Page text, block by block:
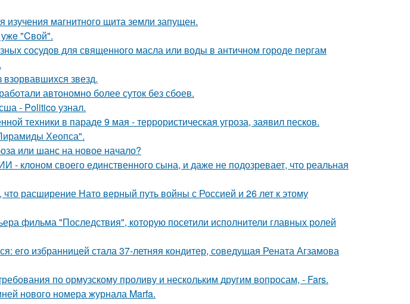
изучения магнитного щита земли запущен.
"Cвой".
сосудов для священного масла или воды в античном городе пергам
звезд.
автономно более суток без сбоев.
- Politico узнал.
техники в параде 9 мая - террористическая угроза, заявил песков.
Хеопса".
или шанс на новое начало?
- клоном своего единственного сына, и даже не подозревает, что реальная
расширение Нато верный путь войны с Россией и 26 лет к этому
фильма "Последствия", которую посетили исполнители главных ролей
его избранницей стала 37-летняя кондитер, соведущая Рената Агзамова
по ормузскому проливу и нескольким другим вопросам, - Fars.
нового номера журнала Marfa.